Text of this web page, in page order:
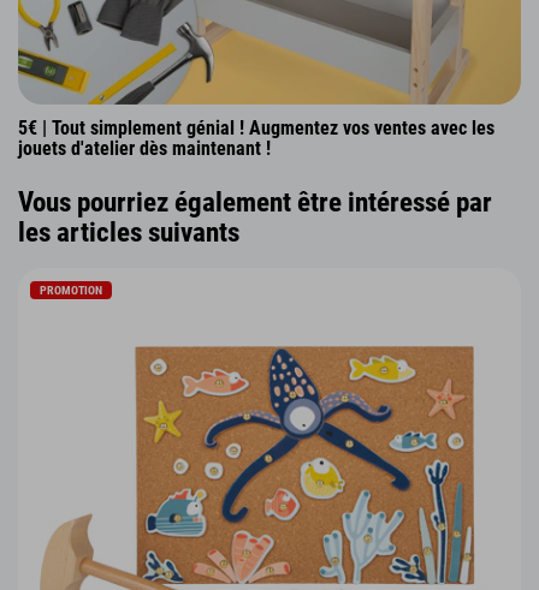
5€ | Tout simplement génial ! Augmentez vos ventes avec les
jouets d'atelier dès maintenant !
Vous pourriez également être intéressé par
les articles suivants
PROMOTION